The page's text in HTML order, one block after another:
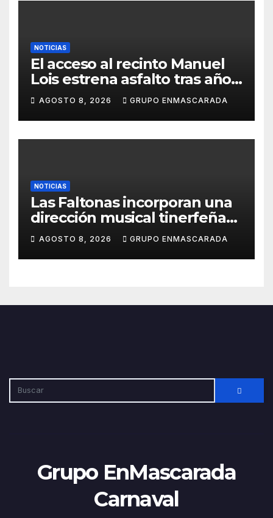
NOTICIAS
El acceso al recinto Manuel
Lois estrena asfalto tras años
de espera
AGOSTO 8, 2026 GRUPO ENMASCARADA
NOTICIAS
Las Faltonas incorporan una
dirección musical tinerfeña
para afrontar con ilusión el
Carnaval de Lanzarote
AGOSTO 8, 2026 GRUPO ENMASCARADA
Grupo EnMascarada
Carnaval